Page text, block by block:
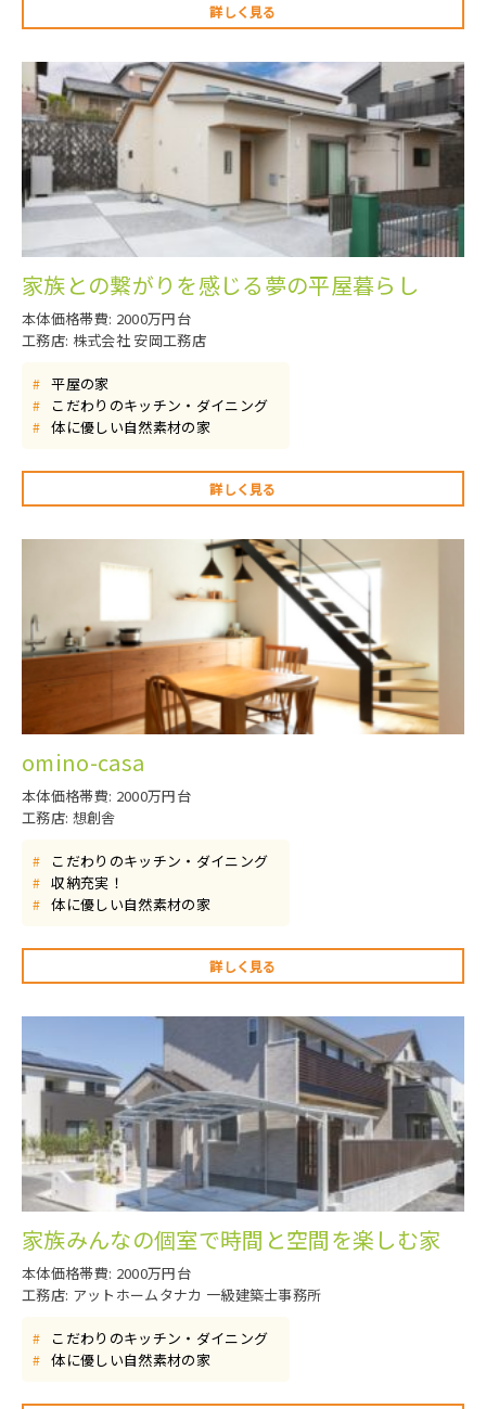
詳しく見る
家族との繋がりを感じる夢の平屋暮らし
本体価格帯費: 2000万円台
工務店: 株式会社 安岡工務店
# 平屋の家
# こだわりのキッチン・ダイニング
# 体に優しい自然素材の家
詳しく見る
omino-casa
本体価格帯費: 2000万円台
工務店: 想創舎
# こだわりのキッチン・ダイニング
# 収納充実！
# 体に優しい自然素材の家
詳しく見る
家族みんなの個室で時間と空間を楽しむ家
本体価格帯費: 2000万円台
工務店: アットホームタナカ 一級建築士事務所
# こだわりのキッチン・ダイニング
# 体に優しい自然素材の家